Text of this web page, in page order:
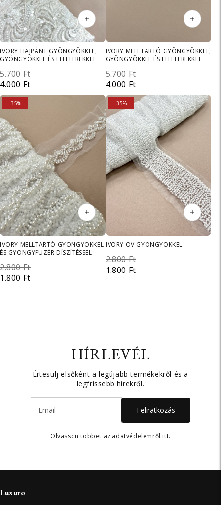
IVORY HAJPÁNT GYÖNGYÖKKEL,
GYÖNGYÖKKEL ÉS FLITTEREKKEL
4.000 Ft
5.700 Ft
IVORY MELLTARTÓ GYÖNGYÖKKEL,
GYÖNGYÖKKEL ÉS FLITTEREKKEL
4.000 Ft
5.700 Ft
ELADÁS
-35%
IVORY MELLTARTÓ GYÖNGYÖKKEL
ÉS GYÖNGYFÜZÉR DÍSZÍTÉSSEL
1.800 Ft
2.800 Ft
ELADÁS
-35%
IVORY ÖV GYÖNGYÖKKEL
1.800 Ft
2.800 Ft
HÍRLEVÉL
Értesülj elsőként a legújabb termékekről és a
legfrissebb hírekről.
Feliratkozás
Olvasson többet az adatvédelemről itt.
Luxuro